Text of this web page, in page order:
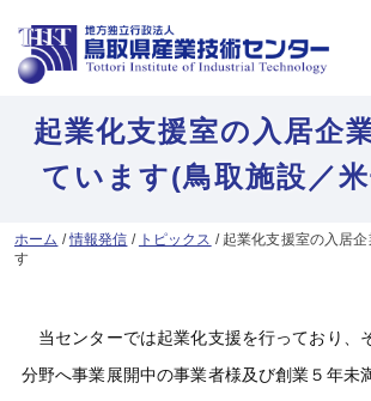
起業化支援室の入居企
ています(鳥取施設／米
ホーム /情報発信 / トピックス / 起業化支援室の入居
す
当センターでは起業化支援を行っており、
分野へ事業展開中の事業者様及び創業５年未